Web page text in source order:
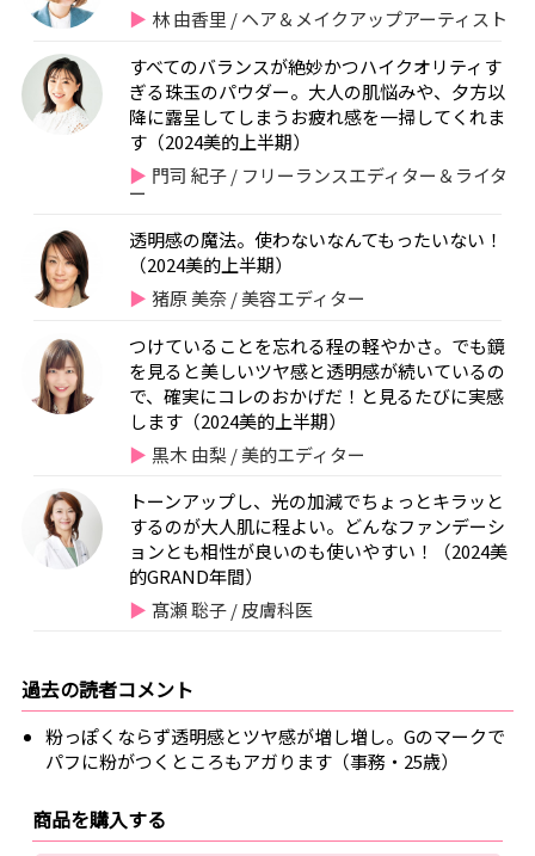
林 由香里 / ヘア＆メイクアップアーティスト
すべてのバランスが絶妙かつハイクオリティす
ぎる珠玉のパウダー。大人の肌悩みや、夕方以
降に露呈してしまうお疲れ感を一掃してくれま
す（2024美的上半期）
門司 紀子 / フリーランスエディター＆ライタ
ー
透明感の魔法。使わないなんてもったいない！
（2024美的上半期）
猪原 美奈 / 美容エディター
つけていることを忘れる程の軽やかさ。でも鏡
を見ると美しいツヤ感と透明感が続いているの
で、確実にコレのおかげだ！と見るたびに実感
します（2024美的上半期）
黒木 由梨 / 美的エディター
トーンアップし、光の加減でちょっとキラッと
するのが大人肌に程よい。どんなファンデーシ
ョンとも相性が良いのも使いやすい！（2024美
的GRAND年間）
髙瀬 聡子 / 皮膚科医
過去の読者コメント
粉っぽくならず透明感とツヤ感が増し増し。Gのマークで
パフに粉がつくところもアガります（事務・25歳）
商品を購入する